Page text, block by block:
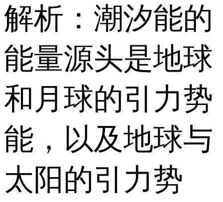
解析：潮汐能的
能量源头是地球
和月球的引力势
能，以及地球与
太阳的引力势